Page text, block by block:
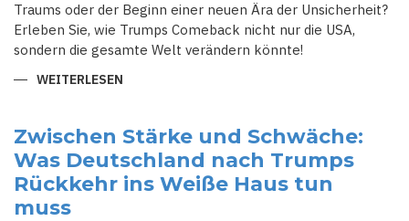
Traums oder der Beginn einer neuen Ära der Unsicherheit?
Erleben Sie, wie Trumps Comeback nicht nur die USA,
sondern die gesamte Welt verändern könnte!
WEITERLESEN
WELCHE
RICHTUNG
DIE
USA
UNTER
DONALD
Zwischen Stärke und Schwäche:
Was Deutschland nach Trumps
Rückkehr ins Weiße Haus tun
muss